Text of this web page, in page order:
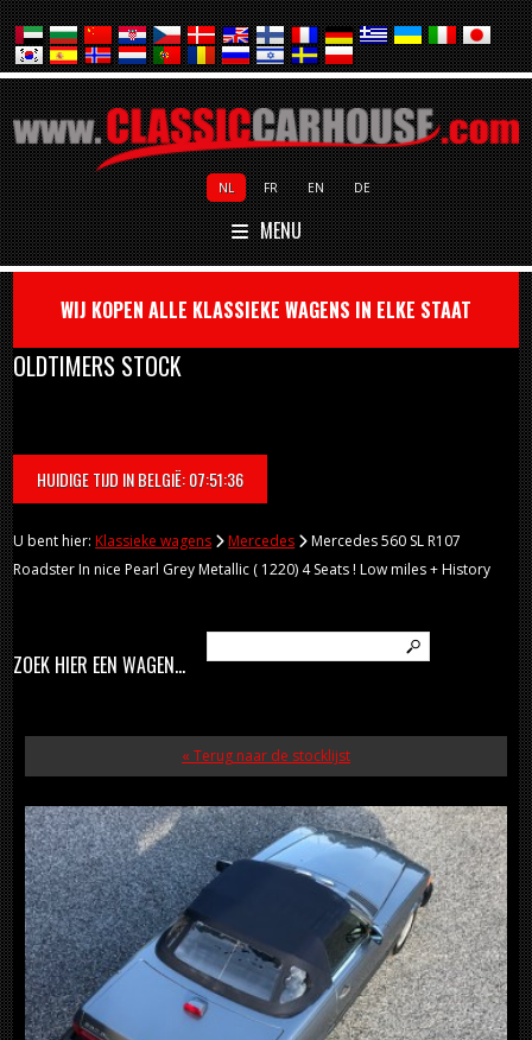
NL FR EN DE
MENU
WIJ KOPEN ALLE KLASSIEKE WAGENS IN ELKE STAAT
OLDTIMERS STOCK
HUIDIGE TIJD IN BELGIË: 07:51:36
U bent hier: Klassieke wagens Mercedes
Mercedes 560 SL R107
Roadster In nice Pearl Grey Metallic ( 1220) 4 Seats ! Low miles + History
ZOEK HIER EEN WAGEN...
« Terug naar de stocklijst